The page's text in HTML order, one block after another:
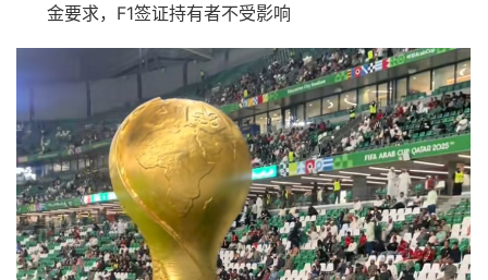
金要求，F1签证持有者不受影响